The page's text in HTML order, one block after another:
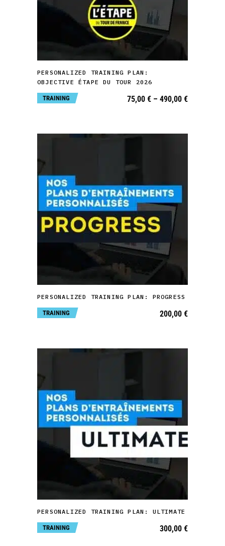
product
has
multiple
variants.
The
options
may
product
page
PERSONALIZED TRAINING PLAN:
OBJECTIVE ÉTAPE DU TOUR 2026
75,00 € – 490,00 €Price
TRAINING
PERSONALIZED TRAINING PLAN: PROGRESS
200,00 €
TRAINING
PERSONALIZED TRAINING PLAN: ULTIMATE
300,00 €
TRAINING